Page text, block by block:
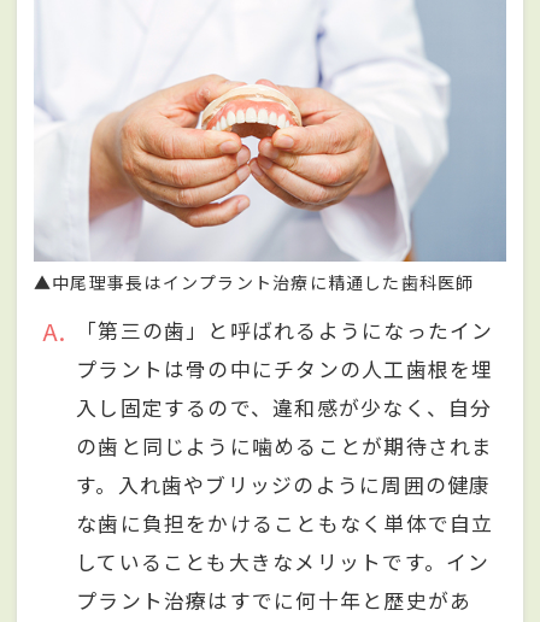
▲中尾理事長はインプラント治療に精通した歯科医師
A
「第三の歯」と呼ばれるようになったイン
プラントは骨の中にチタンの人工歯根を埋
入し固定するので、違和感が少なく、自分
の歯と同じように噛めることが期待されま
す。入れ歯やブリッジのように周囲の健康
な歯に負担をかけることもなく単体で自立
していることも大きなメリットです。イン
プラント治療はすでに何十年と歴史があ